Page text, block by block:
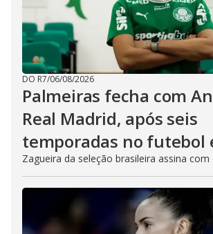
DO R7/06/08/2026
Palmeiras fecha com
Real Madrid, após seis
temporadas no futebol
Zagueira da seleção brasileira assina com